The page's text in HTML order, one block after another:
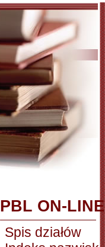
PBL ON-LINE
Spis działów